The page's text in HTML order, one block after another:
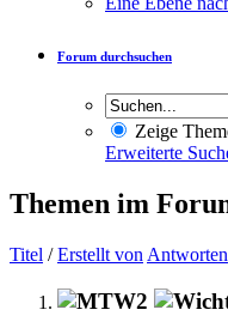
Forum durchsuchen
Zeige
Erweiterte
Themen im
Titel /Erstellt von Antworten